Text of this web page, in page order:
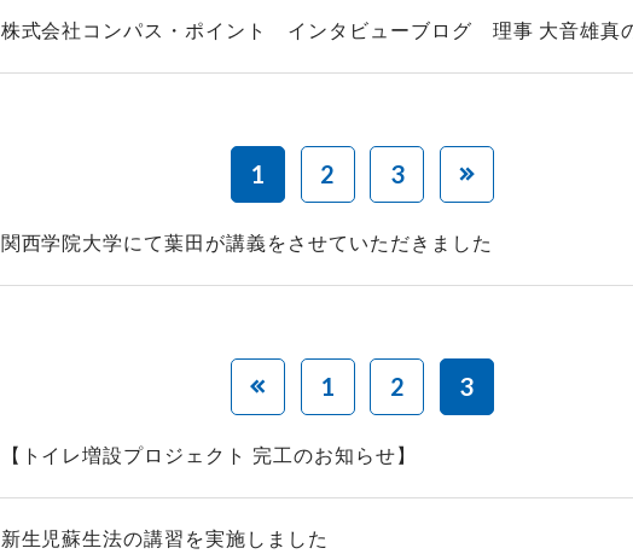
株式会社コンパス・ポイント インタビューブログ 理事 大音雄真
1 2 3
関西学院大学にて葉田が講義をさせていただきました
1 2 3
【トイレ増設プロジェクト 完工のお知らせ】
新生児蘇生法の講習を実施しました